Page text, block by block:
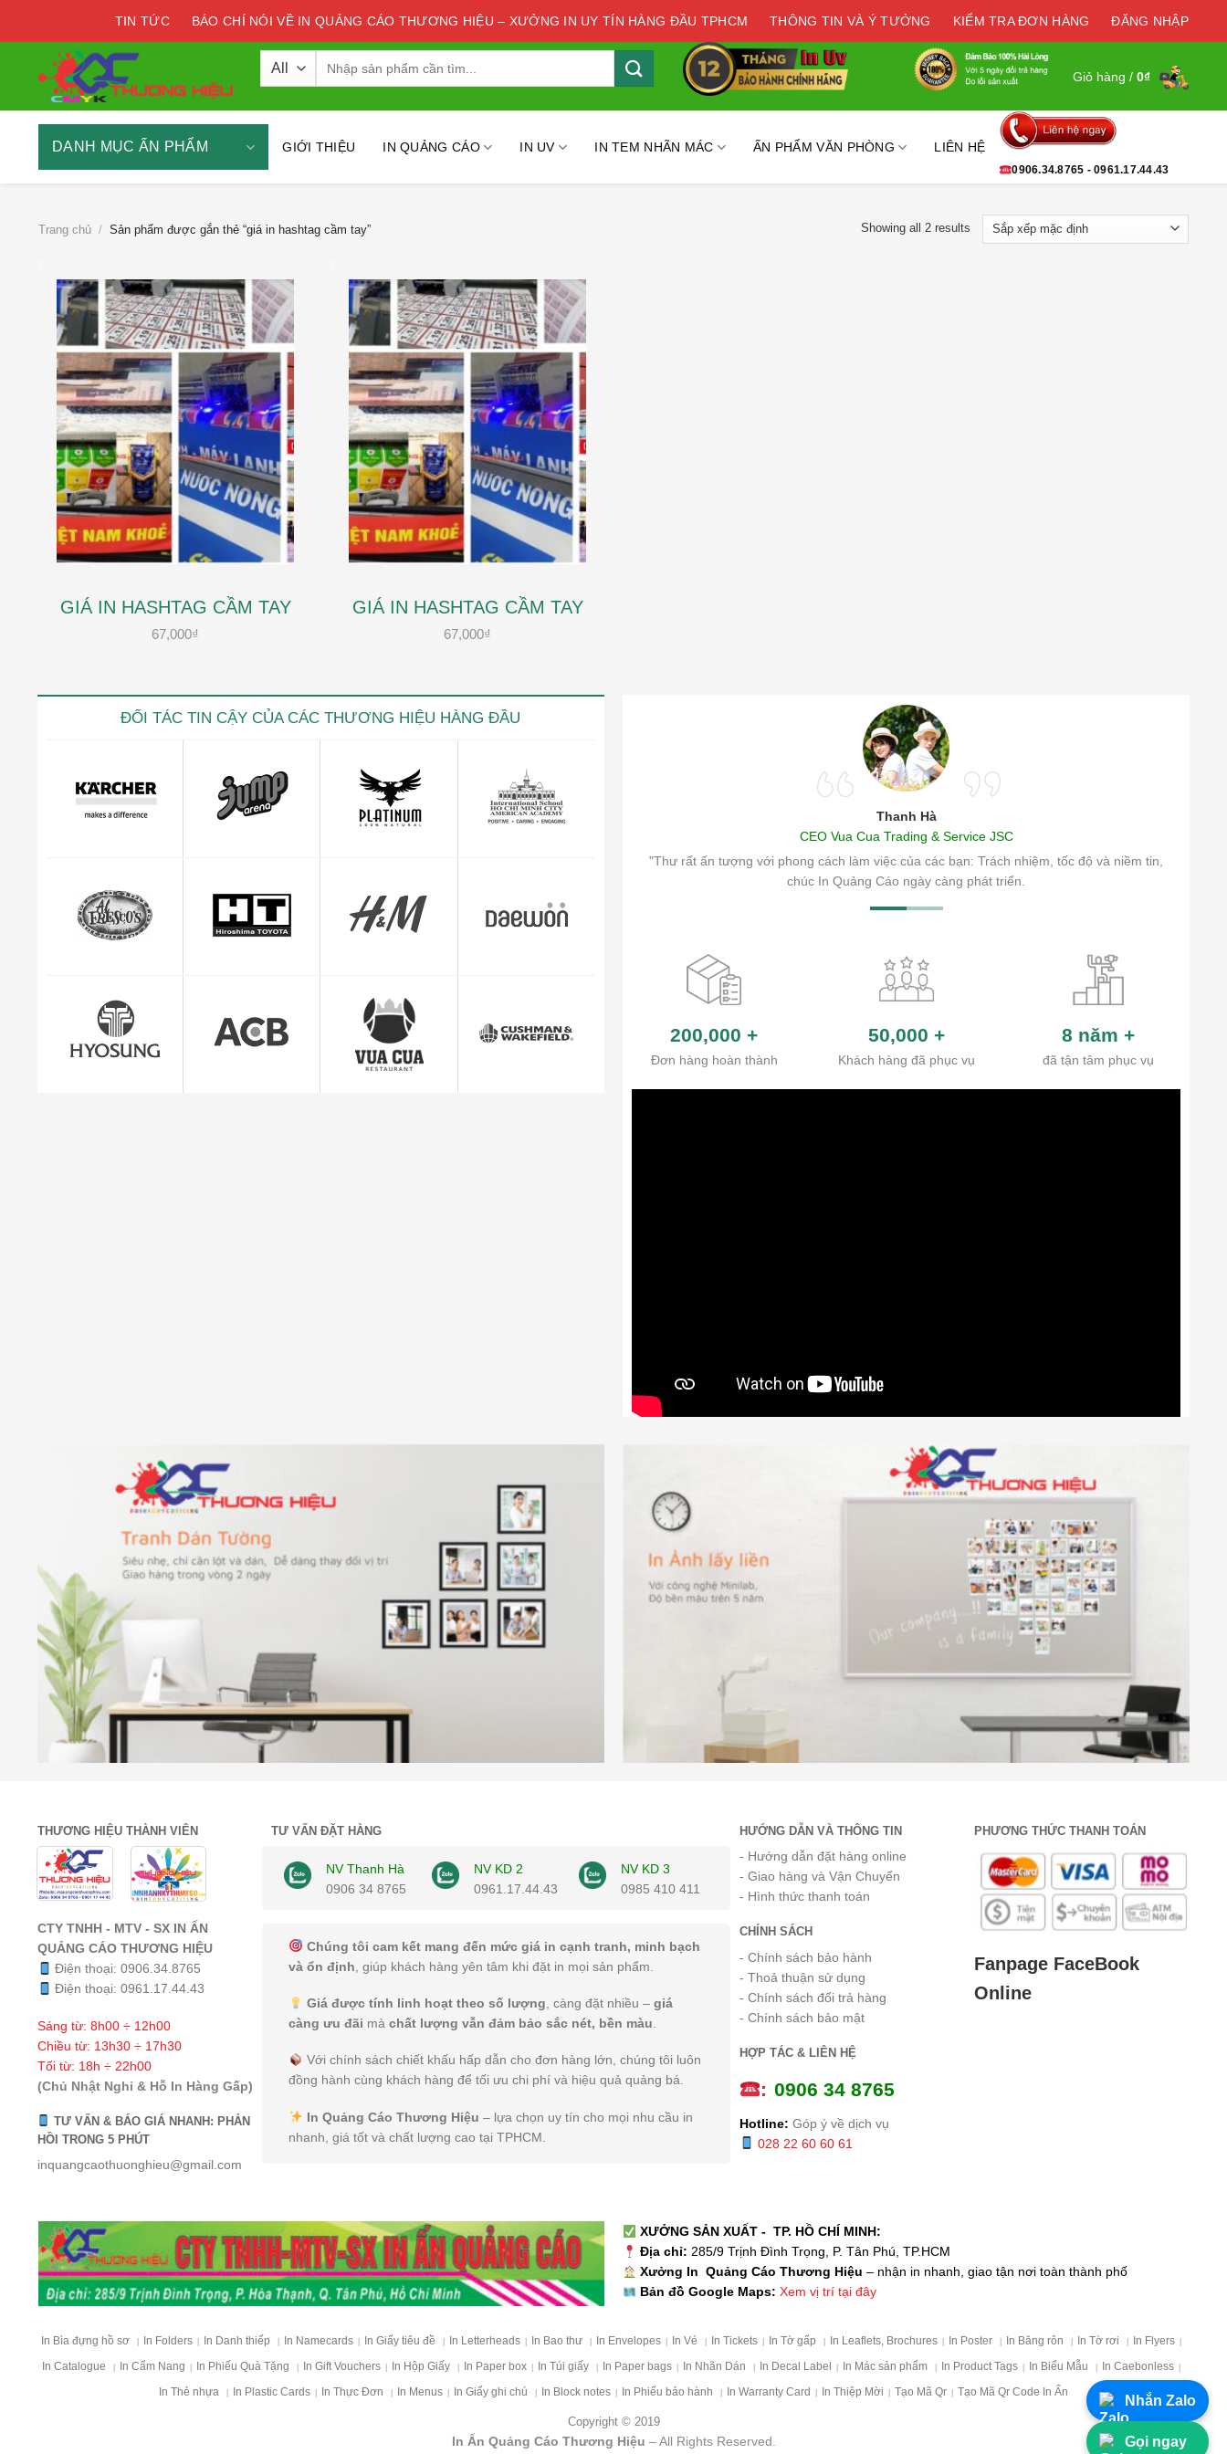
TIN TỨC BÁO CHÍ NÓI VỀ IN QUẢNG CÁO THƯƠNG HIỆU – XƯỞNG IN UY TÍN HÀNG ĐẦU TPHCM THÔNG TIN VÀ Ý TƯỞNG KIỂM TRA ĐƠN HÀNG ĐĂNG NHẬP
Giỏ hàng / 0₫
DANH MỤC ẤN PHẨM GIỚI THIỆU IN QUẢNG CÁO IN UV IN TEM NHÃN MÁC ẤN PHẨM VĂN PHÒNG LIÊN HỆ
0906.34.8765 - 0961.17.44.43
Trang chủ / Sản phẩm được gắn thẻ “giá in hashtag cầm tay” Showing all 2 results
GIÁ IN HASHTAG CẦM TAY
67,000₫
GIÁ IN HASHTAG CẦM TAY
67,000₫
ĐỐI TÁC TIN CẬY CỦA CÁC THƯƠNG HIỆU HÀNG ĐẦU
Thanh Hà
CEO Vua Cua Trading & Service JSC
"Thư rất ấn tượng với phong cách làm việc của các bạn: Trách nhiệm, tốc độ và niềm tin,
chúc In Quảng Cáo ngày càng phát triển.
Kevin trọng
200,000 +
Đơn hàng hoàn thành
50,000 +
Khách hàng đã phục vụ
8 năm +
đã tận tâm phục vụ
THƯƠNG HIỆU THÀNH VIÊN
CTY TNHH - MTV - SX IN ẤN
QUẢNG CÁO THƯƠNG HIỆU
Điện thoại:0906.34.8765
Điện thoại:0961.17.44.43
Sáng từ: 8h00 ÷ 12h00
Chiều từ: 13h30 ÷ 17h30
Tối từ: 18h ÷ 22h00
(Chủ Nhật Nghỉ & Hỗ In Hàng Gấp)
TƯ VẤN & BÁO GIÁ NHANH: PHẢN
HỒI TRONG 5 PHÚT
inquangcaothuonghieu@gmail.com
TƯ VẤN ĐẶT HÀNG
NV Thanh Hà
0906 34 8765
NV KD 2
0961.17.44.43
NV KD 3
0985 410 411
Chúng tôi cam kết mang đến mức giá in cạnh tranh, minh bạch
và ổn định , giúp khách hàng yên tâm khi đặt in mọi sản phẩm.
Giá được tính linh hoạt theo số lượng, càng đặt nhiều – giá
càng ưu đãi màchất lượng vẫn đảm bảo sắc nét, bền màu.
Với chính sách chiết khấu hấp dẫn cho đơn hàng lớn, chúng tôi luôn
đồng hành cùng khách hàng để tối ưu chi phí và hiệu quả quảng bá.
In Quảng Cáo Thương Hiệu – lựa chọn uy tín cho mọi nhu cầu in
nhanh, giá tốt và chất lượng cao tại TPHCM.
HƯỚNG DẪN VÀ THÔNG TIN
- Hướng dẫn đặt hàng online
- Giao hàng và Vận Chuyển
- Hình thức thanh toán
CHÍNH SÁCH
- Chính sách bảo hành
- Thoả thuận sử dụng
- Chính sách đổi trả hàng
- Chính sách bảo mật
HỢP TÁC & LIÊN HỆ
: 0906 34 8765
Hotline: Góp ý về dịch vụ
028 22 60 60 61
PHƯƠNG THỨC THANH TOÁN
Fanpage FaceBook
Online
XƯỞNG SẢN XUẤT - TP. HỒ CHÍ MINH:
Địa chỉ: 285/9 Trịnh Đình Trọng, P. Tân Phú, TP.HCM
Xưởng In Quảng Cáo Thương Hiệu – nhận in nhanh, giao tận nơi toàn thành phố
Bản đồ Google Maps: Xem vị trí tại đây
In Bìa đựng hồ sơ In Folders In Danh thiếp In Namecards In Giấy tiêu đề In Letterheads In Bao thư In Envelopes In Vé In Tickets In Tờ gấp In Leaflets, Brochures In Poster In Băng rôn In Tờ rơi In Flyers
In Catalogue In Cẩm Nang In Phiếu Quà Tặng In Gift Vouchers In Hộp Giấy In Paper box In Túi giấy In Paper bags In Nhãn Dán In Decal Label In Mác sản phẩm In Product Tags In Biểu Mẫu In Caebonless
In Thẻ nhựa In Plastic Cards In Thực Đơn In Menus In Giấy ghi chú In Block notes In Phiếu bảo hành In Warranty Card In Thiệp Mời Tạo Mã Qr Tạo Mã Qr Code In Ấn
Copyright © 2019
In Ấn Quảng Cáo Thương Hiệu – All Rights Reserved.
Nhắn Zalo
Gọi ngay